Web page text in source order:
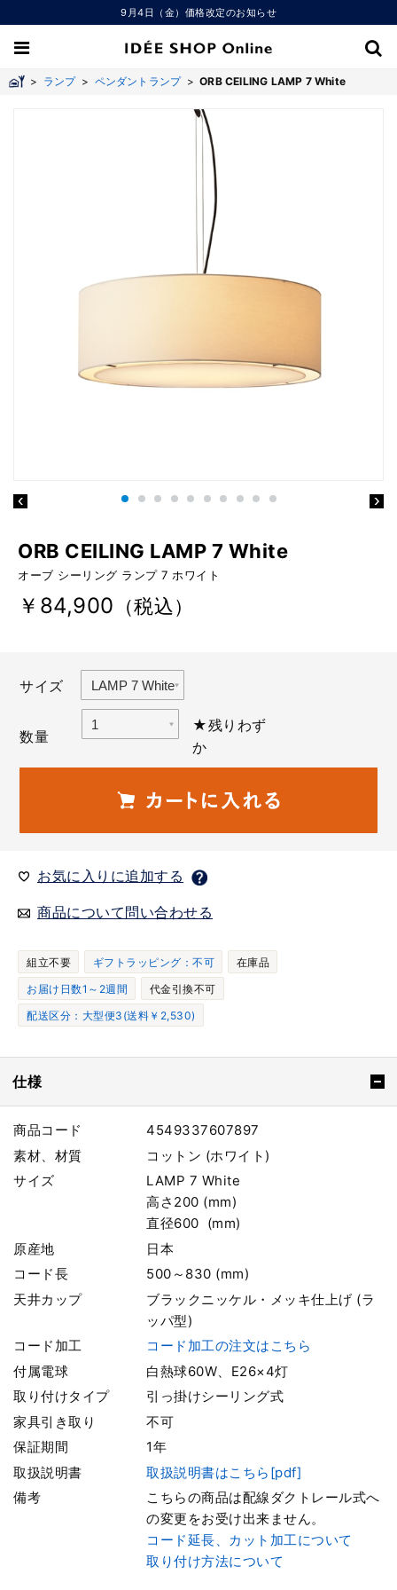
9月4日（金）価格改定のお知らせ
> ランプ> ペンダントランプ>ORB CEILING LAMP 7 White
ORB CEILING LAMP 7 White
オーブ シーリング ランプ 7 ホワイト
￥84,900 （税込）
サイズ
数量
★残りわず
か
お気に入りに追加する
商品について問い合わせる
組立不要 ギフトラッピング：不可
在庫品
お届け日数1～2週間
代金引換不可
配送区分：大型便3(送料￥2,530)
仕様
商品コード
4549337607897
素材、材質
コットン (ホワイト)
サイズ
LAMP 7 White
高さ200 (mm)
直径600 (mm)
原産地
日本
コード長
500～830 (mm)
天井カップ
ブラックニッケル・メッキ仕上げ (ラ
ッパ型)
コード加工
コード加工の注文はこちら
付属電球
白熱球60W、E26×4灯
取り付けタイプ
引っ掛けシーリング式
家具引き取り
不可
保証期間
1年
取扱説明書
取扱説明書はこちら[pdf]
備考
こちらの商品は配線ダクトレール式へ
の変更をお受け出来ません。
コード延長、カット加工について
取り付け方法について